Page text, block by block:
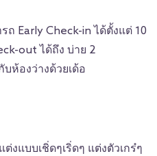
ถ Early Check-in ได้ตั้งแต่ 10
out ได้ถึง บ่าย 2
ห้องว่างด้วยเด้อ
งแบบเชิ่ดๆเริ่ดๆ แต่งตัวเกร๋ๆ